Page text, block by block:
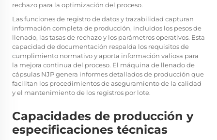
rechazo para la optimización del proceso.
Las funciones de registro de datos y trazabilidad capturan
información completa de producción, incluidos los pesos de
llenado, las tasas de rechazo y los parámetros operativos. Esta
capacidad de documentación respalda los requisitos de
cumplimiento normativo y aporta información valiosa para
la mejora continua del proceso. El máquina de llenado de
cápsulas NJPgenera informes detallados de producción que
facilitan los procedimientos de aseguramiento de la calidad
y el mantenimiento de los registros por lote.
Capacidades de producción y
especificaciones técnicas